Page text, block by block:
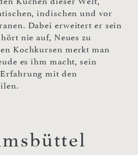
indischen und vor
Dabei erweitert er sein
nie auf, Neues zu
Kochkursen merkt man
es ihm macht, sein
mit den